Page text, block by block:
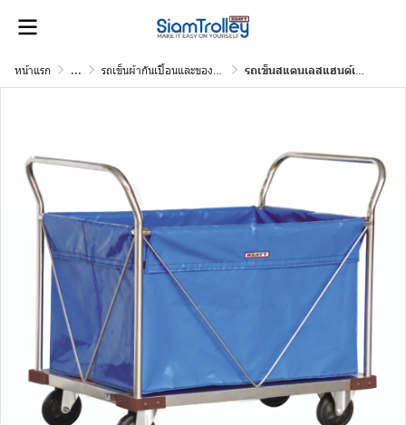
หน้าแรก ... รถเข็นผ้ากันเปื้อนและของติดเชื้อ รถเข็นสแตนเลสแฮนด์เอียง+ถุงคูนิล่อน